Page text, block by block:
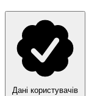
Дані користувачів